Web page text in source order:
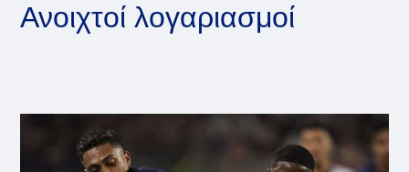
Ανοιχτοί λογαριασμοί